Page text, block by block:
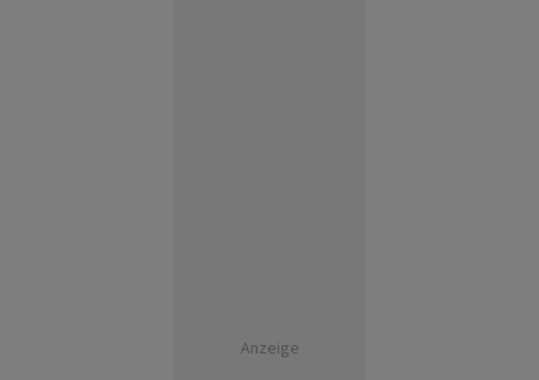
Anzeige